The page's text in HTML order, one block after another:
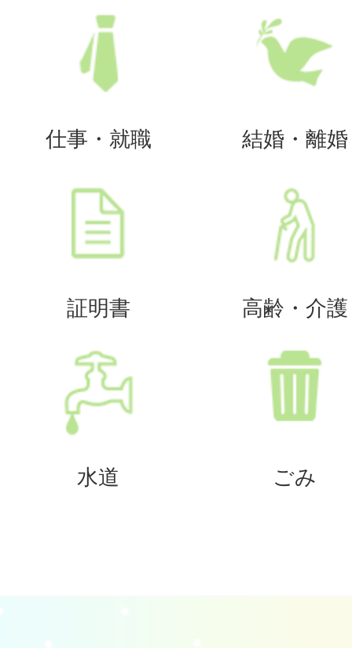
仕事・就職 結婚・離婚
証明書 高齢・介護
水道 ごみ